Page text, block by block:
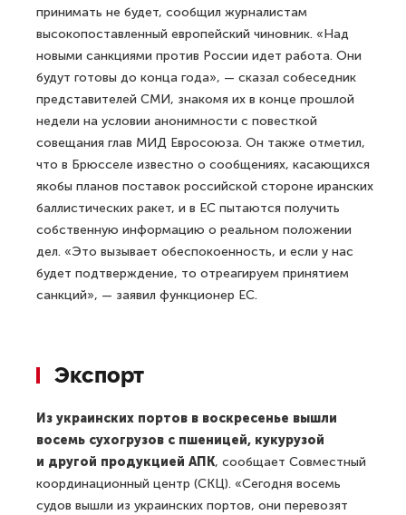
принимать не будет, сообщил журналистам
высокопоставленный европейский чиновник. «Над
новыми санкциями против России идет работа. Они
будут готовы до конца года», — сказал собеседник
представителей СМИ, знакомя их в конце прошлой
недели на условии анонимности с повесткой
совещания глав МИД Евросоюза. Он также отметил,
что в Брюсселе известно о сообщениях, касающихся
якобы планов поставок российской стороне иранских
баллистических ракет, и в ЕС пытаются получить
собственную информацию о реальном положении
дел. «Это вызывает обеспокоенность, и если у нас
будет подтверждение, то отреагируем принятием
санкций», — заявил функционер ЕС.
Экспорт
Из украинских портов в воскресенье вышли
восемь сухогрузов с пшеницей, кукурузой
и другой продукцией АПК, сообщает Совместный
координационный центр (СКЦ). «Сегодня восемь
судов вышли из украинских портов, они перевозят